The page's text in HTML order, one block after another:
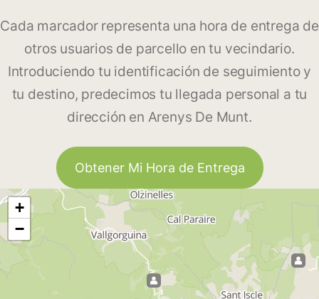
Cada marcador representa una hora de entrega de
otros usuarios de parcello en tu vecindario.
Introduciendo tu identificación de seguimiento y
tu destino, predecimos tu llegada personal a tu
dirección en Arenys De Munt.
Obtener Mi Hora de Entrega
+
−